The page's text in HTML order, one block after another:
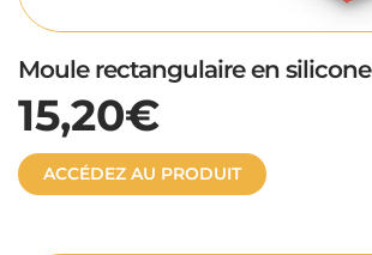
Moule rectangulaire en silicone
15,20€
ACCÉDEZ AU PRODUIT